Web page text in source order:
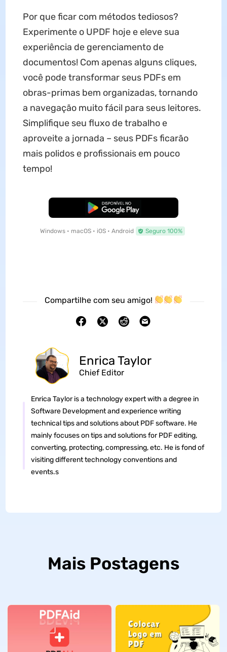
Por que ficar com métodos tediosos?
Experimente o UPDF hoje e eleve sua
experiência de gerenciamento de
documentos! Com apenas alguns cliques,
você pode transformar seus PDFs em
obras-primas bem organizadas, tornando
a navegação muito fácil para seus leitores.
Simplifique seu fluxo de trabalho e
aproveite a jornada – seus PDFs ficarão
mais polidos e profissionais em pouco
tempo!
Baixar Grátis
Windows • macOS • iOS • Android Seguro 100%
Compartilhe com seu amigo!
Enrica Taylor
Chief Editor
Enrica Taylor is a technology expert with a degree in
Software Development and experience writing
technical tips and solutions about PDF software. He
mainly focuses on tips and solutions for PDF editing,
converting, protecting, compressing, etc. He is fond of
visiting different technology conventions and
events.s
Mais Postagens